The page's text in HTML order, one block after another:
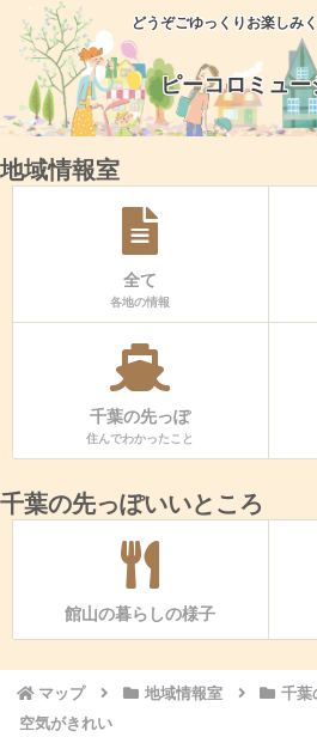
どうぞごゆっくりお楽しみ
ピーコロミュー
地域情報室
全て
各地の情報
千葉の先っぽ
住んでわかったこと
千葉の先っぽいいところ
館山の暮らしの様子
マップ 地域情報室
千葉
空気がきれい